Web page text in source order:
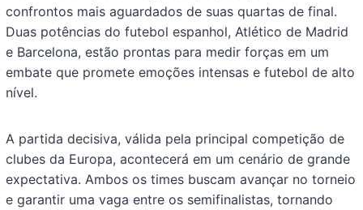
confrontos mais aguardados de suas quartas de final.
Duas potências do futebol espanhol, Atlético de Madrid
e Barcelona, estão prontas para medir forças em um
embate que promete emoções intensas e futebol de alto
nível.
A partida decisiva, válida pela principal competição de
clubes da Europa, acontecerá em um cenário de grande
expectativa. Ambos os times buscam avançar no torneio
e garantir uma vaga entre os semifinalistas, tornando